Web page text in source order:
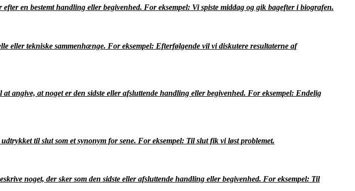
en bestemt handling eller begivenhed. For eksempel: Vi spiste middag og gik bagefter i biografen.
eller tekniske sammenhænge. For eksempel: Efterfølgende vil vi diskutere resultaterne af
angive, at noget er den sidste eller afsluttende handling eller begivenhed. For eksempel: Endelig
til slut som et synonym for sene. For eksempel: Til slut fik vi løst problemet.
noget, der sker som den sidste eller afsluttende handling eller begivenhed. For eksempel: Til